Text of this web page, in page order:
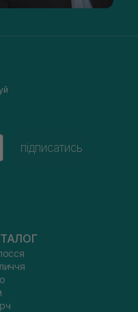
підписатись